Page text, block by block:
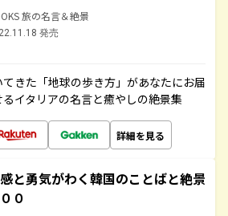
旅の名言＆絶景
発売
きた「地球の歩き方」があなたにお届
イタリアの名言と癒やしの絶景集
詳細を見る
と勇気がわく韓国のことばと絶景
０